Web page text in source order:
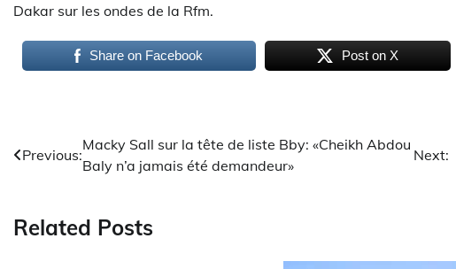
Dakar sur les ondes de la Rfm.
Share on Facebook Post on X
Navigation
l’article
Previous:
Macky Sall sur la tête de liste Bby: «Cheikh Abdou
Baly n’a jamais été demandeur»
Next:
Related Posts